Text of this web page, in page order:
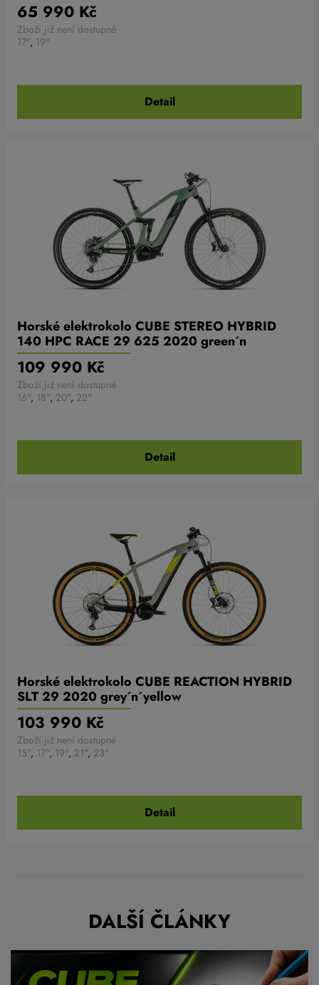
65 990 Kč
Zboží již není dostupné
17", 19"
Detail
Horské elektrokolo CUBE STEREO HYBRID
140 HPC RACE 29 625 2020 green´n
´sharpgreen
109 990 Kč
Zboží již není dostupné
16", 18", 20", 22"
Detail
Horské elektrokolo CUBE REACTION HYBRID
SLT 29 2020 grey´n´yellow
103 990 Kč
Zboží již není dostupné
15", 17", 19", 21", 23"
Detail
DALŠÍ ČLÁNKY